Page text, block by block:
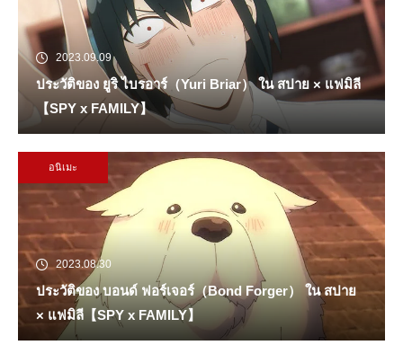
2023.09.09
ประวัติของ ยูริ ไบรอาร์（Yuri Briar） ใน สปาย × แฟมิลี
【SPY x FAMILY】
อนิเมะ
2023.08.30
ประวัติของ บอนด์ ฟอร์เจอร์（Bond Forger） ใน สปาย
× แฟมิลี【SPY x FAMILY】